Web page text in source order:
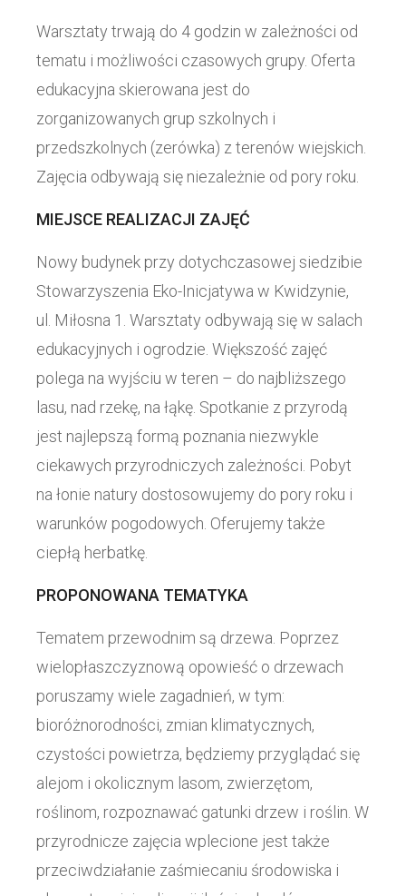
Warsztaty trwają do 4 godzin w zależności od
tematu i możliwości czasowych grupy. Oferta
edukacyjna skierowana jest do
zorganizowanych grup szkolnych i
przedszkolnych (zerówka) z terenów wiejskich.
Zajęcia odbywają się niezależnie od pory roku.
MIEJSCE REALIZACJI ZAJĘĆ
Nowy budynek przy dotychczasowej siedzibie
Stowarzyszenia Eko-Inicjatywa w Kwidzynie,
ul. Miłosna 1. Warsztaty odbywają się w salach
edukacyjnych i ogrodzie. Większość zajęć
polega na wyjściu w teren – do najbliższego
lasu, nad rzekę, na łąkę. Spotkanie z przyrodą
jest najlepszą formą poznania niezwykle
ciekawych przyrodniczych zależności. Pobyt
na łonie natury dostosowujemy do pory roku i
warunków pogodowych. Oferujemy także
ciepłą herbatkę.
PROPONOWANA TEMATYKA
Tematem przewodnim są drzewa. Poprzez
wielopłaszczyznową opowieść o drzewach
poruszamy wiele zagadnień, w tym:
bioróżnorodności, zmian klimatycznych,
czystości powietrza, będziemy przyglądać się
alejom i okolicznym lasom, zwierzętom,
roślinom, rozpoznawać gatunki drzew i roślin. W
przyrodnicze zajęcia wplecione jest także
przeciwdziałanie zaśmiecaniu środowiska i